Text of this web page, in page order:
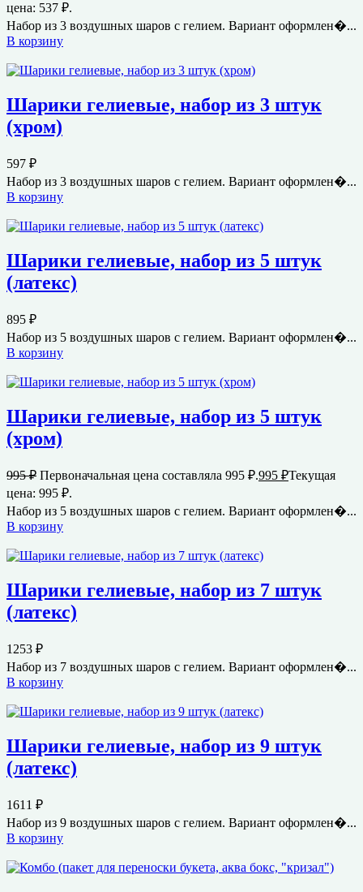
цена: 537 ₽.
Набор из 3 воздушных шаров с гелием. Вариант оформлен�...
В корзину
Шарики гелиевые, набор из 3 штук
(хром)
597 ₽
Набор из 3 воздушных шаров с гелием. Вариант оформлен�...
В корзину
Шарики гелиевые, набор из 5 штук
(латекс)
895 ₽
Набор из 5 воздушных шаров с гелием. Вариант оформлен�...
В корзину
Шарики гелиевые, набор из 5 штук
(хром)
995₽ Первоначальная цена составляла 995 ₽.995 ₽Текущая
цена: 995 ₽.
Набор из 5 воздушных шаров с гелием. Вариант оформлен�...
В корзину
Шарики гелиевые, набор из 7 штук
(латекс)
1253 ₽
Набор из 7 воздушных шаров с гелием. Вариант оформлен�...
В корзину
Шарики гелиевые, набор из 9 штук
(латекс)
1611 ₽
Набор из 9 воздушных шаров с гелием. Вариант оформлен�...
В корзину